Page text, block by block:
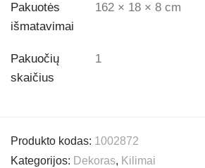
Pakuotės
išmatavimai
162 × 18 × 8 cm
Pakuočių
skaičius
1
Produkto kodas: 1002872
Kategorijos: Dekoras, Kilimai